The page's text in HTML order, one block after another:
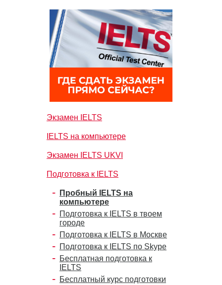
Экзамен IELTS
IELTS на компьютере
Экзамен IELTS UKVI
Подготовка к IELTS
Пробный IELTS на
компьютере
Подготовка к IELTS в твоем
городе
Подготовка к IELTS в Москве
Подготовка к IELTS по Skype
Бесплатная подготовка к
IELTS
Бесплатный курс подготовки